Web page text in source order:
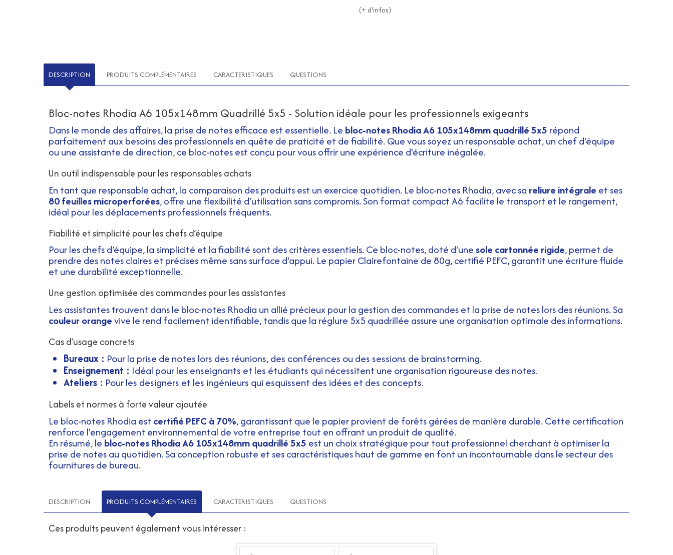
(+ d'infos)
DESCRIPTION PRODUITS COMPLÉMENTAIRES CARACTERISTIQUES QUESTIONS
Bloc-notes Rhodia A6 105x148mm Quadrillé 5x5 - Solution idéale pour les professionnels exigeants
Dans le monde des affaires, la prise de notes efficace est essentielle. Le bloc-notes Rhodia A6 105x148mm quadrillé 5x5 répond
parfaitement aux besoins des professionnels en quête de praticité et de fiabilité. Que vous soyez un responsable achat, un chef d’équipe
ou une assistante de direction, ce bloc-notes est conçu pour vous offrir une expérience d'écriture inégalée.
Un outil indispensable pour les responsables achats
En tant que responsable achat, la comparaison des produits est un exercice quotidien. Le bloc-notes Rhodia, avec sa reliure intégrale et ses
80 feuilles microperforées, offre une flexibilité d'utilisation sans compromis. Son format compact A6 facilite le transport et le rangement,
idéal pour les déplacements professionnels fréquents.
Fiabilité et simplicité pour les chefs d’équipe
Pour les chefs d’équipe, la simplicité et la fiabilité sont des critères essentiels. Ce bloc-notes, doté d'une sole cartonnée rigide, permet de
prendre des notes claires et précises même sans surface d'appui. Le papier Clairefontaine de 80g, certifié PEFC, garantit une écriture fluide
et une durabilité exceptionnelle.
Une gestion optimisée des commandes pour les assistantes
Les assistantes trouvent dans le bloc-notes Rhodia un allié précieux pour la gestion des commandes et la prise de notes lors des réunions. Sa
couleur orangevive le rend facilement identifiable, tandis que la réglure 5x5 quadrillée assure une organisation optimale des informations.
Cas d’usage concrets
Bureaux : Pour la prise de notes lors des réunions, des conférences ou des sessions de brainstorming.
Enseignement : Idéal pour les enseignants et les étudiants qui nécessitent une organisation rigoureuse des notes.
Ateliers : Pour les designers et les ingénieurs qui esquissent des idées et des concepts.
Labels et normes à forte valeur ajoutée
Le bloc-notes Rhodia est certifié PEFC à 70%, garantissant que le papier provient de forêts gérées de manière durable. Cette certification
renforce l'engagement environnemental de votre entreprise tout en offrant un produit de qualité.
En résumé, le bloc-notes Rhodia A6 105x148mm quadrillé 5x5 est un choix stratégique pour tout professionnel cherchant à optimiser la
prise de notes au quotidien. Sa conception robuste et ses caractéristiques haut de gamme en font un incontournable dans le secteur des
fournitures de bureau.
DESCRIPTION PRODUITS COMPLÉMENTAIRES CARACTERISTIQUES QUESTIONS
Ces produits peuvent également vous intéresser :